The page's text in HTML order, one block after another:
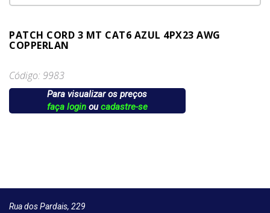
PATCH CORD 3 MT CAT6 AZUL 4PX23 AWG
COPPERLAN
Código: 9983
Para visualizar os preços
faça loginoucadastre-se
Rua dos Pardais, 229